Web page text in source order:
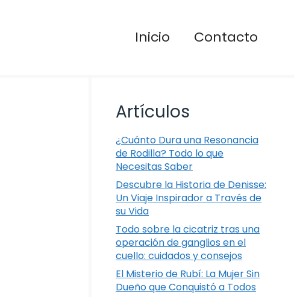
Inicio Contacto
Artículos
¿Cuánto Dura una Resonancia
de Rodilla? Todo lo que
Necesitas Saber
Descubre la Historia de Denisse:
Un Viaje Inspirador a Través de
su Vida
Todo sobre la cicatriz tras una
operación de ganglios en el
cuello: cuidados y consejos
El Misterio de Rubí: La Mujer Sin
Dueño que Conquistó a Todos